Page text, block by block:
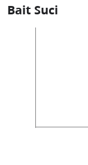
Bait Suci